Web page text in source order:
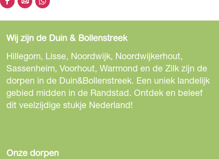
D
e
l
d
e
z
e
p
n
D
e
l
d
e
z
e
p
n
D
e
l
d
e
z
e
p
n
Wij zijn de Duin & Bollenstreek
Hillegom, Lisse, Noordwijk, Noordwijkerhout,
Sassenheim, Voorhout, Warmond en de Zilk zijn de
dorpen in de Duin&Bollenstreek. Een uniek landelijk
gebied midden in de Randstad. Ontdek en beleef
dit veelzijdige stukje Nederland!
Onze dorpen